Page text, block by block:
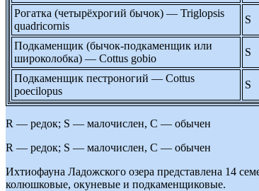
Рогатка (четырёхрогий бычок) — Triglopsis
quadricornis
S
Подкаменщик (бычок-подкаменщик или
широколобка) — Cottus gobio
S
Подкаменщик пестроногий — Cottus
poecilopus
S
R — редок; S — малочислен, C — обычен
R — редок; S — малочислен, C — обычен
Ихтиофауна Ладожского озера представлена 14
колюшковые, окуневые и подкаменщиковые.